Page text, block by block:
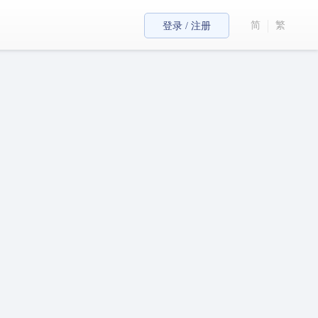
登录 / 注册 简 繁